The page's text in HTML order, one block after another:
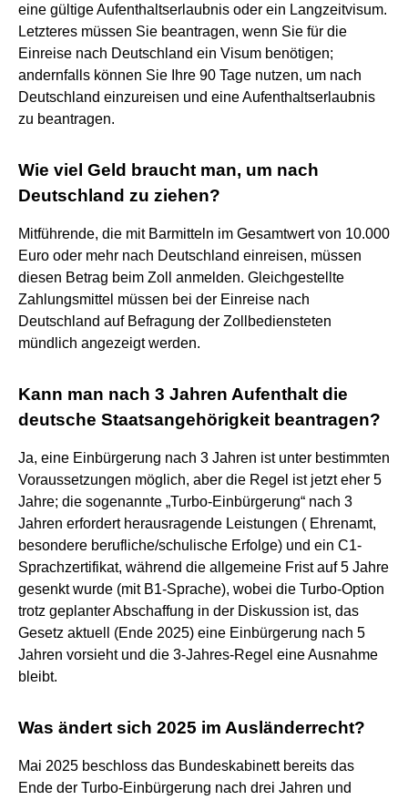
eine gültige Aufenthaltserlaubnis oder ein Langzeitvisum.
Letzteres müssen Sie beantragen, wenn Sie für die
Einreise nach Deutschland ein Visum benötigen;
andernfalls können Sie Ihre 90 Tage nutzen, um nach
Deutschland einzureisen und eine Aufenthaltserlaubnis
zu beantragen.
Wie viel Geld braucht man, um nach
Deutschland zu ziehen?
Mitführende, die mit Barmitteln im Gesamtwert von 10.000
Euro oder mehr nach Deutschland einreisen, müssen
diesen Betrag beim Zoll anmelden. Gleichgestellte
Zahlungsmittel müssen bei der Einreise nach
Deutschland auf Befragung der Zollbediensteten
mündlich angezeigt werden.
Kann man nach 3 Jahren Aufenthalt die
deutsche Staatsangehörigkeit beantragen?
Ja, eine Einbürgerung nach 3 Jahren ist unter bestimmten
Voraussetzungen möglich, aber die Regel ist jetzt eher 5
Jahre; die sogenannte „Turbo-Einbürgerung“ nach 3
Jahren erfordert herausragende Leistungen ( Ehrenamt,
besondere berufliche/schulische Erfolge) und ein C1-
Sprachzertifikat, während die allgemeine Frist auf 5 Jahre
gesenkt wurde (mit B1-Sprache), wobei die Turbo-Option
trotz geplanter Abschaffung in der Diskussion ist, das
Gesetz aktuell (Ende 2025) eine Einbürgerung nach 5
Jahren vorsieht und die 3-Jahres-Regel eine Ausnahme
bleibt.
Was ändert sich 2025 im Ausländerrecht?
Mai 2025 beschloss das Bundeskabinett bereits das
Ende der Turbo-Einbürgerung nach drei Jahren und